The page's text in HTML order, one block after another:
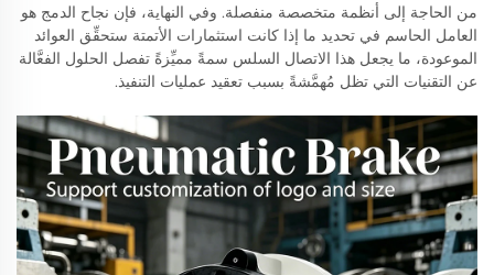
من الحاجة إلى أنظمة متخصصة منفصلة. وفي النهاية، فإن نجاح الدمج هو
العامل الحاسم في تحديد ما إذا كانت استثمارات الأتمتة ستحقِّق العوائد
الموعودة، ما يجعل هذا الاتصال السلس سمةً مميِّزةً تفصل الحلول الفعَّالة
عن التقنيات التي تظل مُهمَّشةً بسبب تعقيد عمليات التنفيذ.